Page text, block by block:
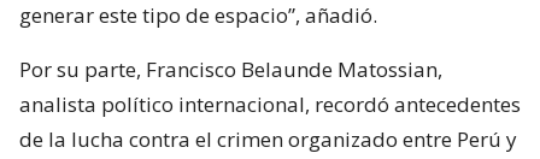
generar este tipo de espacio”, añadió.
Por su parte, Francisco Belaunde Matossian,
analista político internacional, recordó antecedentes
de la lucha contra el crimen organizado entre Perú y